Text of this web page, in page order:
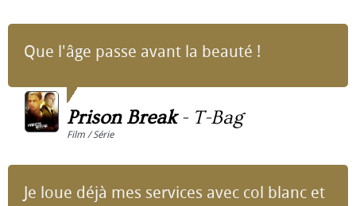
Que l'âge passe avant la beauté !
Prison Break- T-Bag
Film / Série
Je loue déjà mes services avec col blanc et